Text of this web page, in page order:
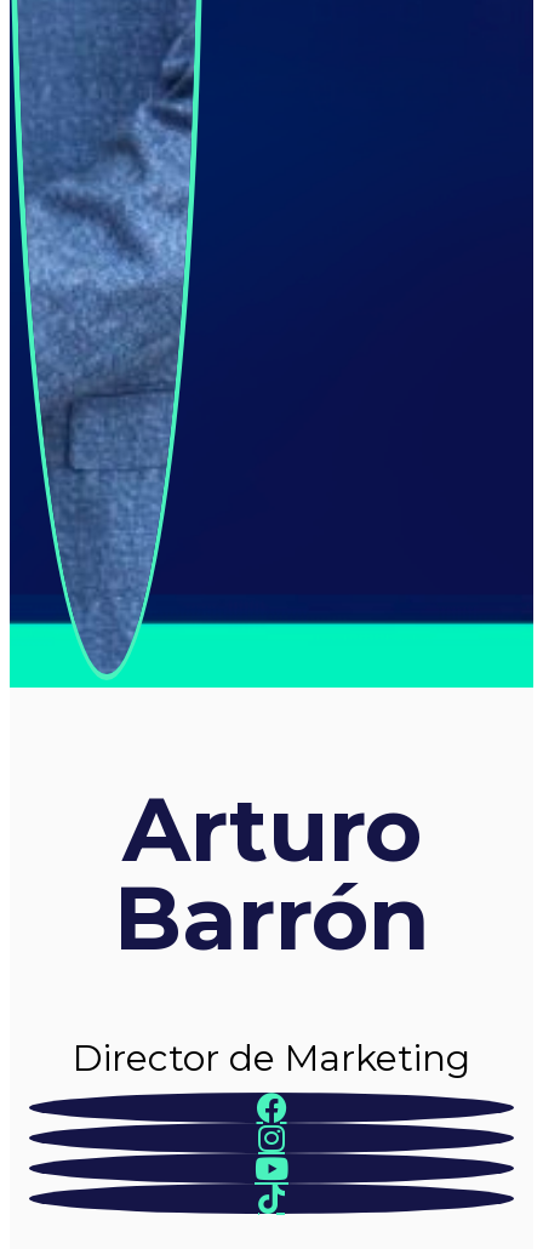
Arturo
Barrón
Director de Marketing